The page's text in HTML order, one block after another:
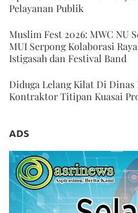
Pelayanan Publik
Muslim Fest 2026: MWC NU
MUI Serpong Kolaborasi
Istigasah dan Festival Band
Diduga Lelang Kilat Di Dinas
Kontraktor Titipan Kuasai
ADS